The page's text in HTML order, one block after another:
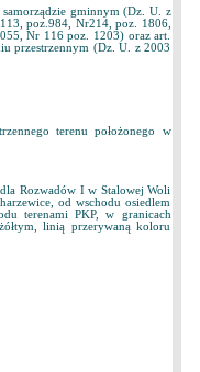
gminnym (Dz. U. z
poz.984, Nr214, poz. 1806,
Nr 116 poz. 1203) oraz art.
przestrzennym (Dz. U. z 2003
terenu położonego w
Rozwadów I w Stalowej Woli
od wschodu osiedlem
terenami PKP, w granicach
linią przerywaną koloru